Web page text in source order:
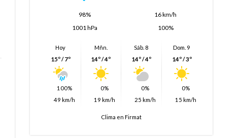
98%
16 km/h
1001 hPa
100%
Hoy
15º / 7º
100%
49 km/h
Mñn.
14º / 4º
0%
19 km/h
Sáb. 8
14º / 4º
0%
25 km/h
Dom. 9
14º / 3º
0%
15 km/h
Clima en Firmat